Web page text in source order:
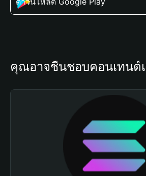
คุณอาจชื่นชอบคอนเทนต์